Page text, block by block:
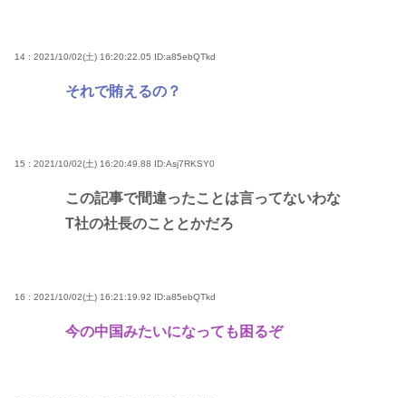
14 : 2021/10/02(土) 16:20:22.05 ID:a85ebQTkd
それで賄えるの？
15 : 2021/10/02(土) 16:20:49.88 ID:Asj7RKSY0
この記事で間違ったことは言ってないわな
T社の社長のこととかだろ
16 : 2021/10/02(土) 16:21:19.92 ID:a85ebQTkd
今の中国みたいになっても困るぞ